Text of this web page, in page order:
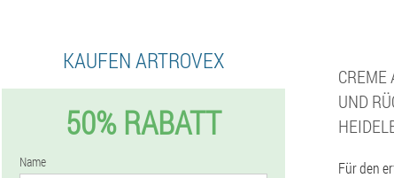
KAUFEN ARTROVEX
50% RABATT
Name
CREME
UND
Für den